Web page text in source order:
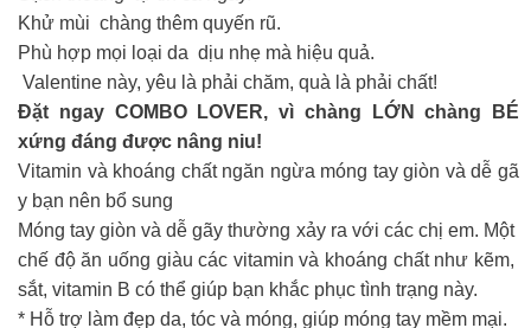
Khử mùi chàng thêm quyến rũ.
Phù hợp mọi loại da dịu nhẹ mà hiệu quả.
Valentine này, yêu là phải chăm, quà là phải chất!
Đặt ngay COMBO LOVER, vì chàng LỚN chàng BÉ
xứng đáng được nâng niu!
Vitamin và khoáng chất ngăn ngừa móng tay giòn và dễ gã
y bạn nên bổ sung
Móng tay giòn và dễ gãy thường xảy ra với các chị em. Một
chế độ ăn uống giàu các vitamin và khoáng chất như kẽm,
sắt, vitamin B có thể giúp bạn khắc phục tình trạng này.
* Hỗ trợ làm đẹp da, tóc và móng, giúp móng tay mềm mại.